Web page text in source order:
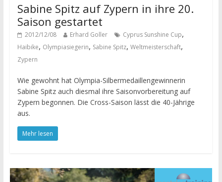
Sabine Spitz auf Zypern in ihre 20.
Saison gestartet
2012/12/08 Erhard Goller Cyprus Sunshine Cup,
Haibike, Olympiasiegerin, Sabine Spitz, Weltmeisterschaft,
Zypern
Wie gewohnt hat Olympia-Silbermedaillengewinnerin
Sabine Spitz auch diesmal ihre Saisonvorbereitung auf
Zypern begonnen. Die Cross-Saison lässt die 40-Jährige
aus.
Mehr lesen